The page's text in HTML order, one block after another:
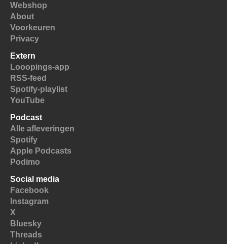
Webshop
About
Voorkeuren
Privacy
Extern
Looopings-app
RSS-feed
Spotify-playlist
YouTube
Podcast
Alle afleveringen
Spotify
Apple Podcasts
Podimo
Social media
Facebook
Instagram
X
Bluesky
Threads